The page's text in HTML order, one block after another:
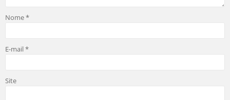
Nome*
E-mail*
Site